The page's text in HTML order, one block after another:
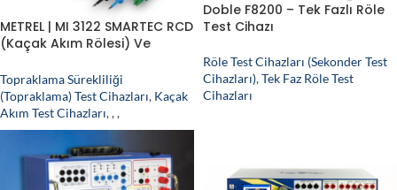
METREL | MI 3122 SMARTEC RCD
(Kaçak Akım Rölesi) Ve
Cihazı
Topraklama Sürekliliği
(Topraklama) Test Cihazları, Kaçak
Akım Test Cihazları,,,
Doble F8200 – Tek Fazlı Röle
Test Cihazı
Röle Test Cihazları (Sekonder Test
Cihazları),Tek Faz Röle Test
Cihazları